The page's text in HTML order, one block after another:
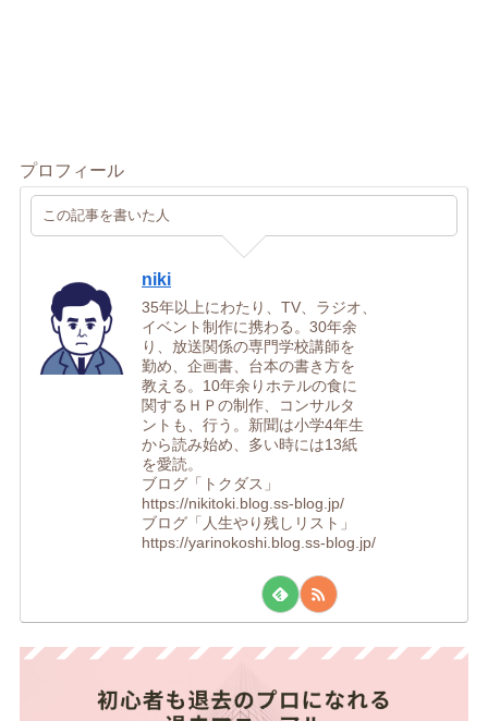
プロフィール
この記事を書いた人
niki
35年以上にわたり、TV、ラジオ、
イベント制作に携わる。30年余
り、放送関係の専門学校講師を
勤め、企画書、台本の書き方を
教える。10年余りホテルの食に
関するＨＰの制作、コンサルタ
ントも、行う。新聞は小学4年生
から読み始め、多い時には13紙
を愛読。
ブログ「トクダス」
https://nikitoki.blog.ss-blog.jp/
ブログ「人生やり残しリスト」
https://yarinokoshi.blog.ss-blog.jp/